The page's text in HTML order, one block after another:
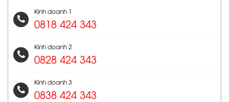
Kinh doanh 1
0818 424 343
Kinh doanh 2
0828 424 343
Kinh doanh 3
0838 424 343